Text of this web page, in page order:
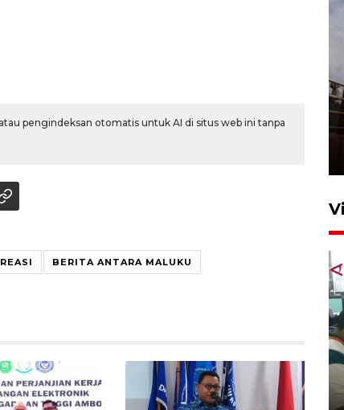
pengindeksan otomatis untuk AI di situs web ini tanpa
BERITA ANTARA MALUKU
Unjuk rasa protes penataan
Ambon ajak semua pihak buka
ruang pada anak di lembaga
pembinaan